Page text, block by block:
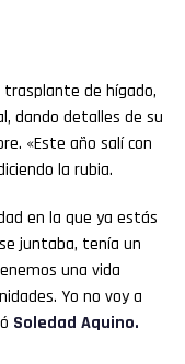
de hígado,
dando detalles de su
«Este año salí con
la rubia.
en la que ya estás
juntaba, tenía un
una vida
Yo no voy a
Soledad Aquino.